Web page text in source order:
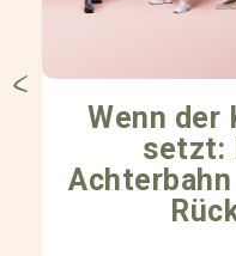
Wenn der
setzt: